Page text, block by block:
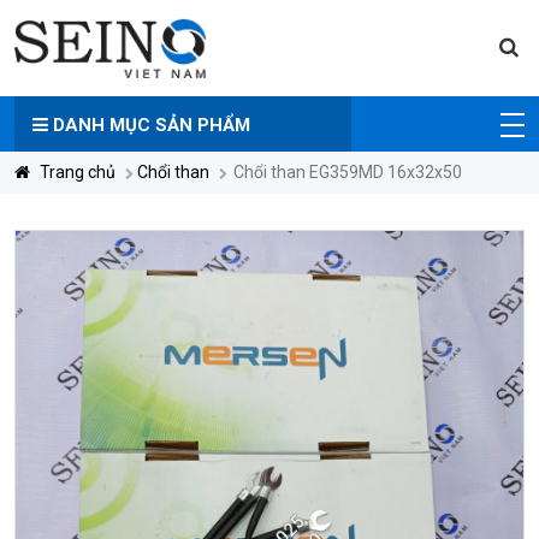
DANH MỤC SẢN PHẨM
Trang chủ Chổi than Chổi than EG359MD 16x32x50